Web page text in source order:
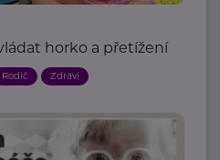
horko a přetížení
Rodič Zdraví